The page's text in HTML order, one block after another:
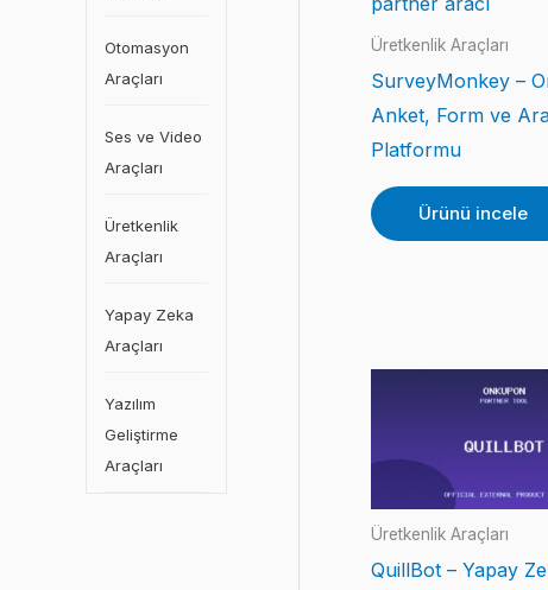
Otomasyon
Araçları
Ses ve Video
Araçları
Üretkenlik
Araçları
Yapay Zeka
Araçları
Yazılım
Geliştirme
Araçları
Üretkenlik Araçları
SurveyMonkey –
Anket, Form ve
Platformu
Ürünü incele
Üretkenlik Araçları
QuillBot – Yapay